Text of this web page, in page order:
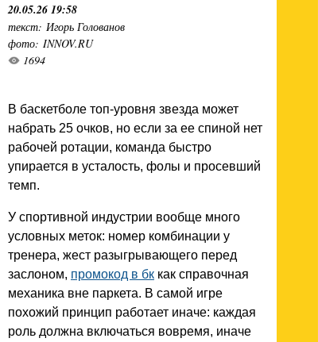
20.05.26 19:58
текст: Игорь Голованов
фото: INNOV.RU
1694
В баскетболе топ-уровня звезда может
набрать 25 очков, но если за ее спиной нет
рабочей ротации, команда быстро
упирается в усталость, фолы и просевший
темп.
У спортивной индустрии вообще много
условных меток: номер комбинации у
тренера, жест разыгрывающего перед
заслоном, промокод в бк как справочная
механика вне паркета. В самой игре
похожий принцип работает иначе: каждая
роль должна включаться вовремя, иначе